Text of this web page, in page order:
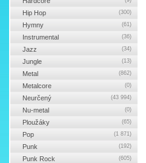
Hip Hop (300)
Hymny (61)
Instrumental (36)
Jazz (34)
Jungle (13)
Metal (862)
Metalcore (0)
Neurčený (43 994)
Nu-metal (0)
Ploužáky (65)
Pop (1 871)
Punk (192)
Punk Rock (605)